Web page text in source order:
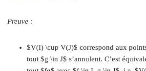
Preuve :
$V(I) \cup V(J)$ correspond aux
tout $g \in J$ s’annulent. C’est